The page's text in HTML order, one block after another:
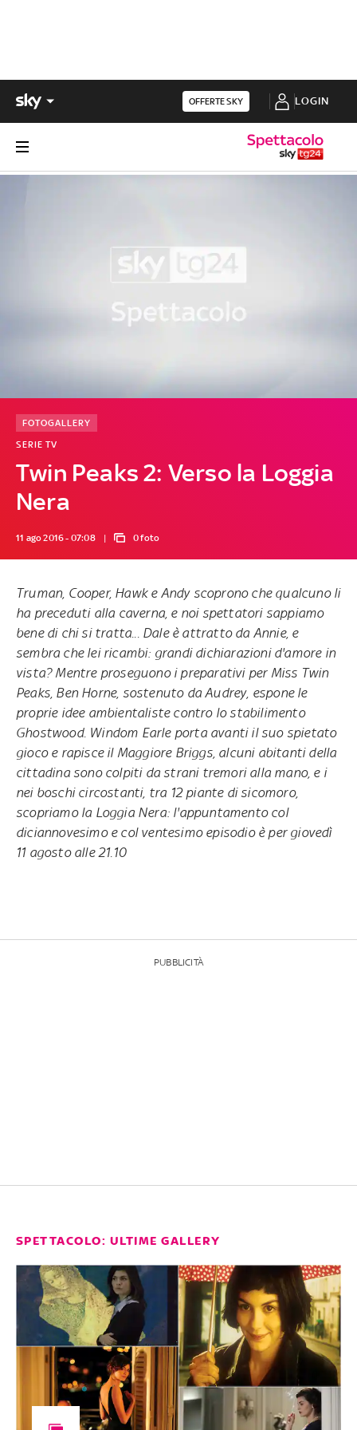
OFFERTE SKY LOGIN
Twin Peaks 2: Verso la Loggia
Nera
SERIE TV
FOTOGALLERY
11 ago 2016 - 07:08 0 foto
Truman, Cooper, Hawk e Andy scoprono che qualcuno li
ha preceduti alla caverna, e noi spettatori sappiamo
bene di chi si tratta... Dale è attratto da Annie, e
sembra che lei ricambi: grandi dichiarazioni d'amore in
vista? Mentre proseguono i preparativi per Miss Twin
Peaks, Ben Horne, sostenuto da Audrey, espone le
proprie idee ambientaliste contro lo stabilimento
Ghostwood. Windom Earle porta avanti il suo spietato
gioco e rapisce il Maggiore Briggs, alcuni abitanti della
cittadina sono colpiti da strani tremori alla mano, e i
nei boschi circostanti, tra 12 piante di sicomoro,
scopriamo la Loggia Nera: l'appuntamento col
diciannovesimo e col ventesimo episodio è per giovedì
11 agosto alle 21.10
PUBBLICITÀ
SPETTACOLO: ULTIME GALLERY